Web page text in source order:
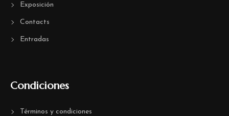
Exposición
Contacts
Entradas
Condiciones
Términos y condiciones